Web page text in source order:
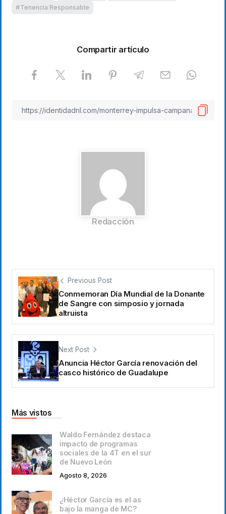
Tenencia Responsable
Compartir artículo
Redacción
Previous Post
Conmemoran Día Mundial de la Donante
de Sangre con simposio y jornada
altruista
Next Post
Anuncia Héctor García renovación del
casco histórico de Guadalupe
Más vistos
Waldo Fernández destaca
impacto de programas
sociales de la 4T en el sur
de Nuevo León
Agosto 8, 2026
¿Héctor García es el as
bajo la manga de MC?